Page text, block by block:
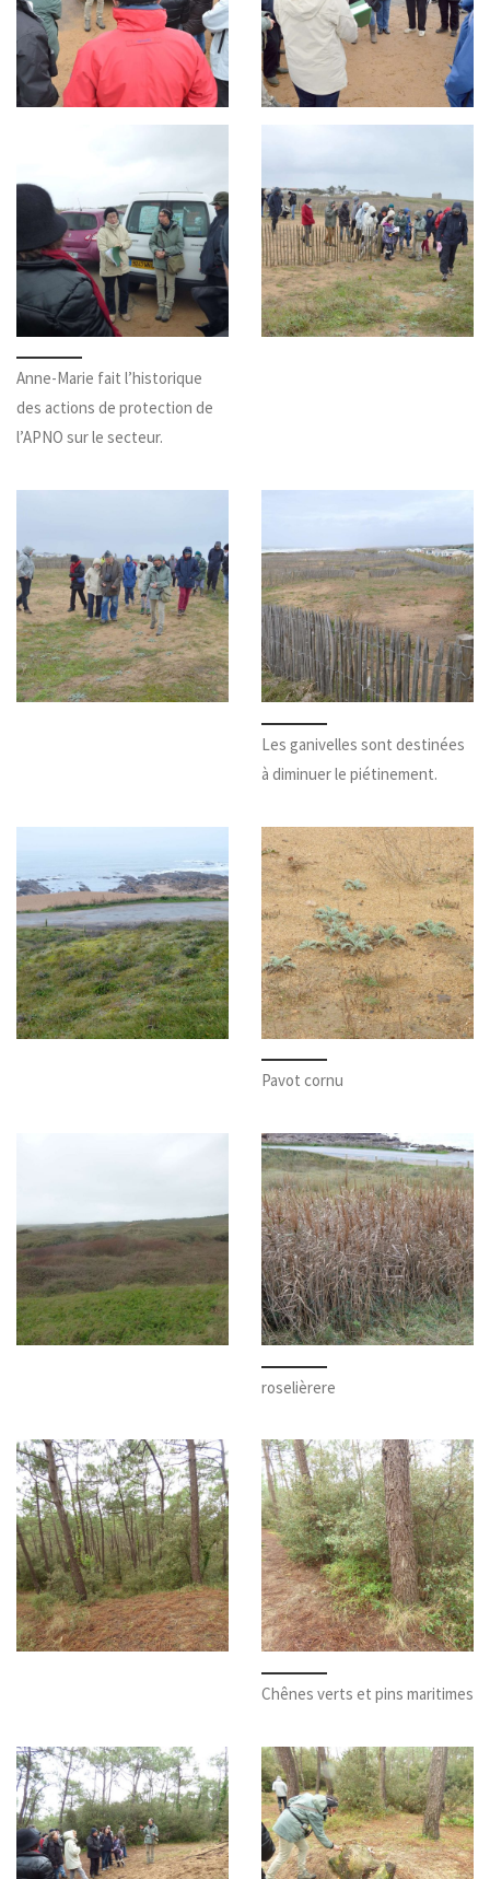
Anne-Marie fait l’historique
des actions de protection de
l’APNO sur le secteur.
Les ganivelles sont destinées
à diminuer le piétinement.
Pavot cornu
roselièrere
Chênes verts et pins maritimes